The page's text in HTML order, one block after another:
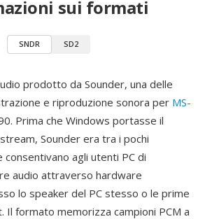
sui formati
SNDR SD2
prodotto da Sounder, una delle
e riproduzione sonora per MS-
Prima che Windows portasse il
Sounder era tra i pochi
consentivano agli utenti PC di
audio attraverso hardware
lo speaker del PC stesso o le prime
Il formato memorizza campioni PCM a